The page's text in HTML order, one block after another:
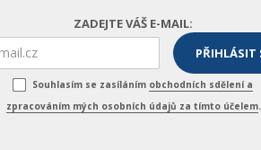
ZADEJTE VÁŠ E-MAIL:
Souhlasím se zasíláním obchodních sdělení a
zpracováním mých osobních údajů za tímto účelem.